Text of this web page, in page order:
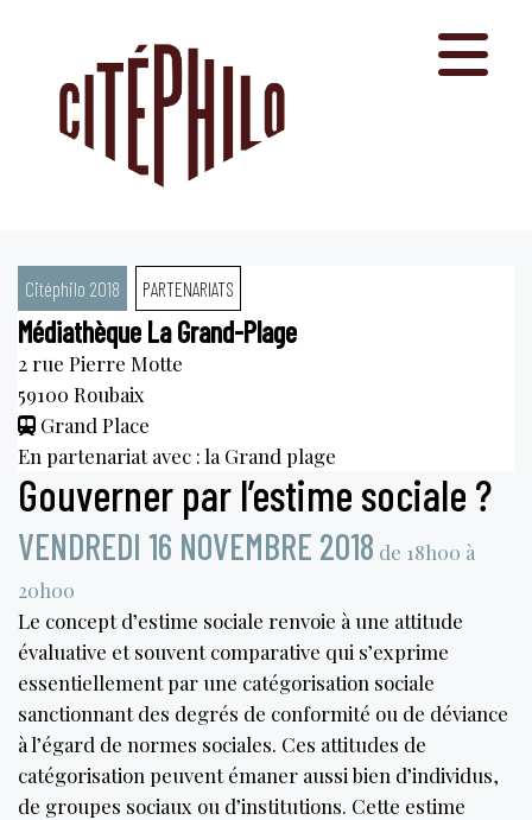
Citéphilo 2018 PARTENARIATS
Médiathèque La Grand-Plage
2 rue Pierre Motte
59100 Roubaix
Grand Place
En partenariat avec : la Grand plage
Gouverner par l’estime sociale ?
VENDREDI 16 NOVEMBRE 2018 de 18h00 à
20h00
Le concept d’estime sociale renvoie à une attitude
évaluative et souvent comparative qui s’exprime
essentiellement par une catégorisation sociale
sanctionnant des degrés de conformité ou de déviance
à l’égard de normes sociales. Ces attitudes de
catégorisation peuvent émaner aussi bien d’individus,
de groupes sociaux ou d’institutions. Cette estime